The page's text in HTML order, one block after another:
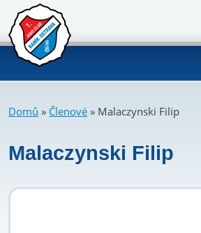
Domů » Členové » Malaczynski Filip
Malaczynski Filip